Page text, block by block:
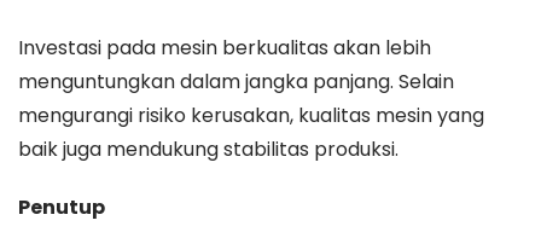
Investasi pada mesin berkualitas akan lebih
menguntungkan dalam jangka panjang. Selain
mengurangi risiko kerusakan, kualitas mesin yang
baik juga mendukung stabilitas produksi.
Penutup